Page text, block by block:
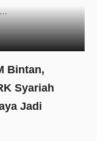
Bintan,
Syariah
Jadi